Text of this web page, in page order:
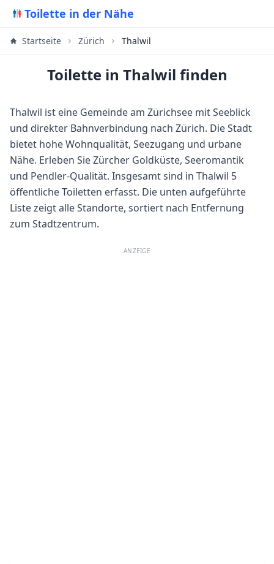
Toilette in der Nähe
Startseite Zürich Thalwil
Toilette in Thalwil finden
Thalwil ist eine Gemeinde am Zürichsee mit Seeblick
und direkter Bahnverbindung nach Zürich. Die Stadt
bietet hohe Wohnqualität, Seezugang und urbane
Nähe. Erleben Sie Zürcher Goldküste, Seeromantik
und Pendler-Qualität. Insgesamt sind in Thalwil 5
öffentliche Toiletten erfasst. Die unten aufgeführte
Liste zeigt alle Standorte, sortiert nach Entfernung
zum Stadtzentrum.
ANZEIGE